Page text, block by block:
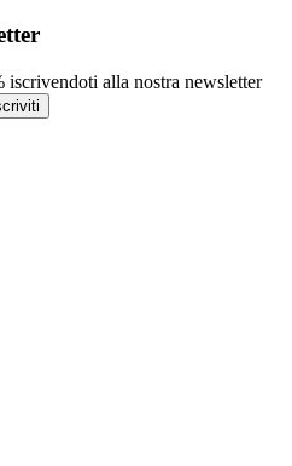
alla nostra newsletter